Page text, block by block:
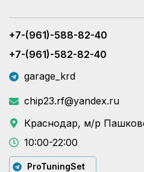
+7-(961)-588-82-40
+7-(961)-582-82-40
garage_krd
chip23.rf@yandex.ru
Краснодар, м/р
10:00-22:00
ProTuningSet